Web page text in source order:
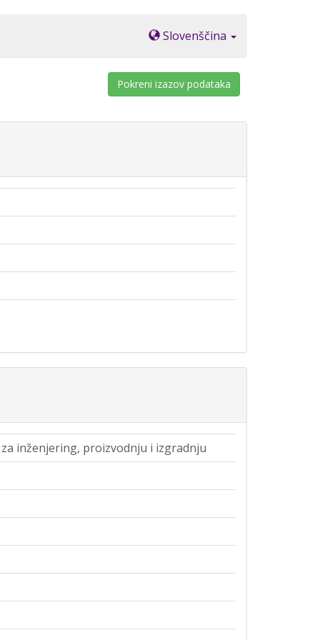
Slovenščina
Pokreni izazov podataka
inženjering, proizvodnju i izgradnju